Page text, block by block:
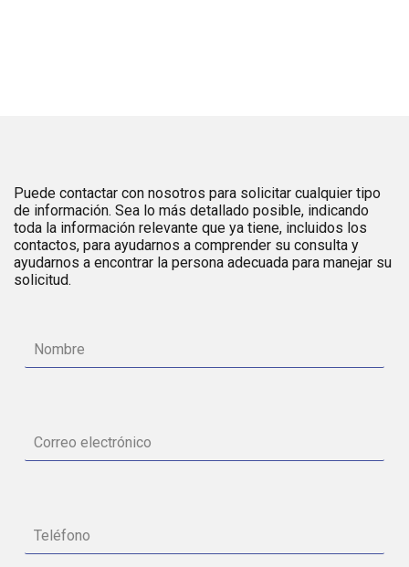
Puede contactar con nosotros para solicitar cualquier tipo
de información. Sea lo más detallado posible, indicando
toda la información relevante que ya tiene, incluidos los
contactos, para ayudarnos a comprender su consulta y
ayudarnos a encontrar la persona adecuada para manejar su
solicitud.